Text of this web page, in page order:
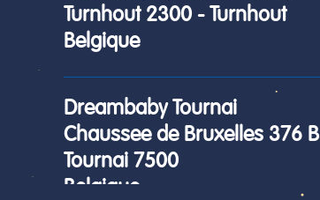
Turnhout 2300 - Turnhout
Belgique
Dreambaby Tournai
Chaussee de Bruxelles 376 B
Tournai 7500
Belgique